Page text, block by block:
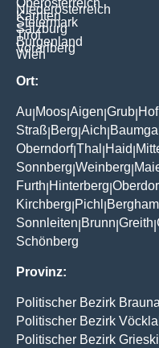
Oberösterreich
Niederösterreich
Kärnten
Steiermark
Salzburg
Tirol
Burgenland
Vorarlberg
Wien
Ort:
Au Moos Aigen Grub Hof|
Straß Berg Aich
Oberndorf|Thal Haid
Sonnberg Weinberg
Furth Hinterberg
Kirchberg Pichl Bergham
Sonnleiten Brunn Greith
Schönberg
Provinz:
Politischer Bezirk
Politischer Bezirk
Politischer Bezirk